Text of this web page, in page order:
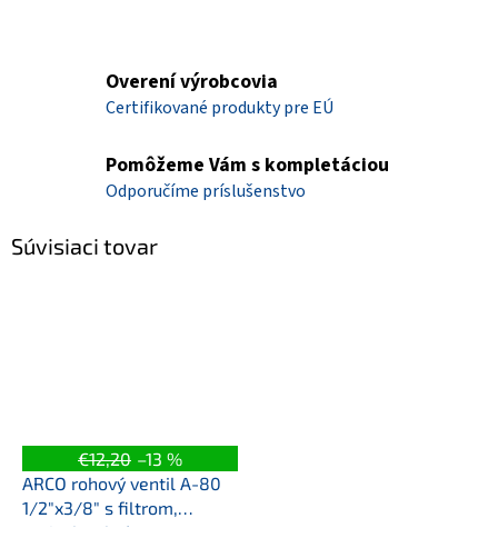
Overení výrobcovia
Certifikované produkty pre EÚ
Pomôžeme Vám s kompletáciou
Odporučíme príslušenstvo
Súvisiaci tovar
€12,20 –13 %
ARCO rohový ventil A-80
1/2"x3/8" s filtrom,
anticalc, chróm